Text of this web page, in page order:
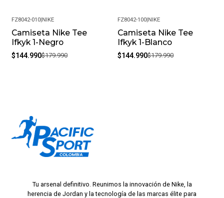
-19%
FZ8042-010| NIKE
Camiseta Nike Tee
Ifkyk 1-Negro
$144.990$179.990
-19%
FZ8042-100 NIKE
Camiseta Nike Tee
Ifkyk 1-Blanco
$144.990$179.990
Tu arsenal definitivo. Reunimos la innovación de Nike, la
herencia de Jordan y la tecnología de las marcas élite para